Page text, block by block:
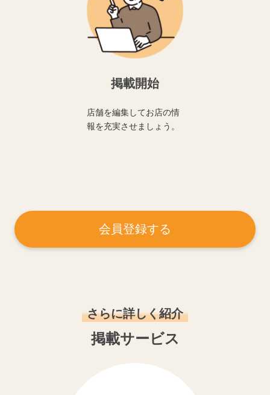
掲載開始
店舗を編集してお店の情
報を充実させましょう。
会員登録する
さらに詳しく紹介
掲載サービス